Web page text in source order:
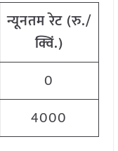
न्यूनतमरेट (रु./
क्विं.)
0
4000